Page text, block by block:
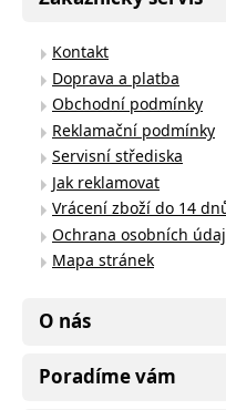
Kontakt
Doprava a platba
Obchodní podmínky
Reklamační podmínky
Servisní střediska
Jak reklamovat
Vrácení zboží do 14
Ochrana osobních
Mapa stránek
O nás
Poradíme vám